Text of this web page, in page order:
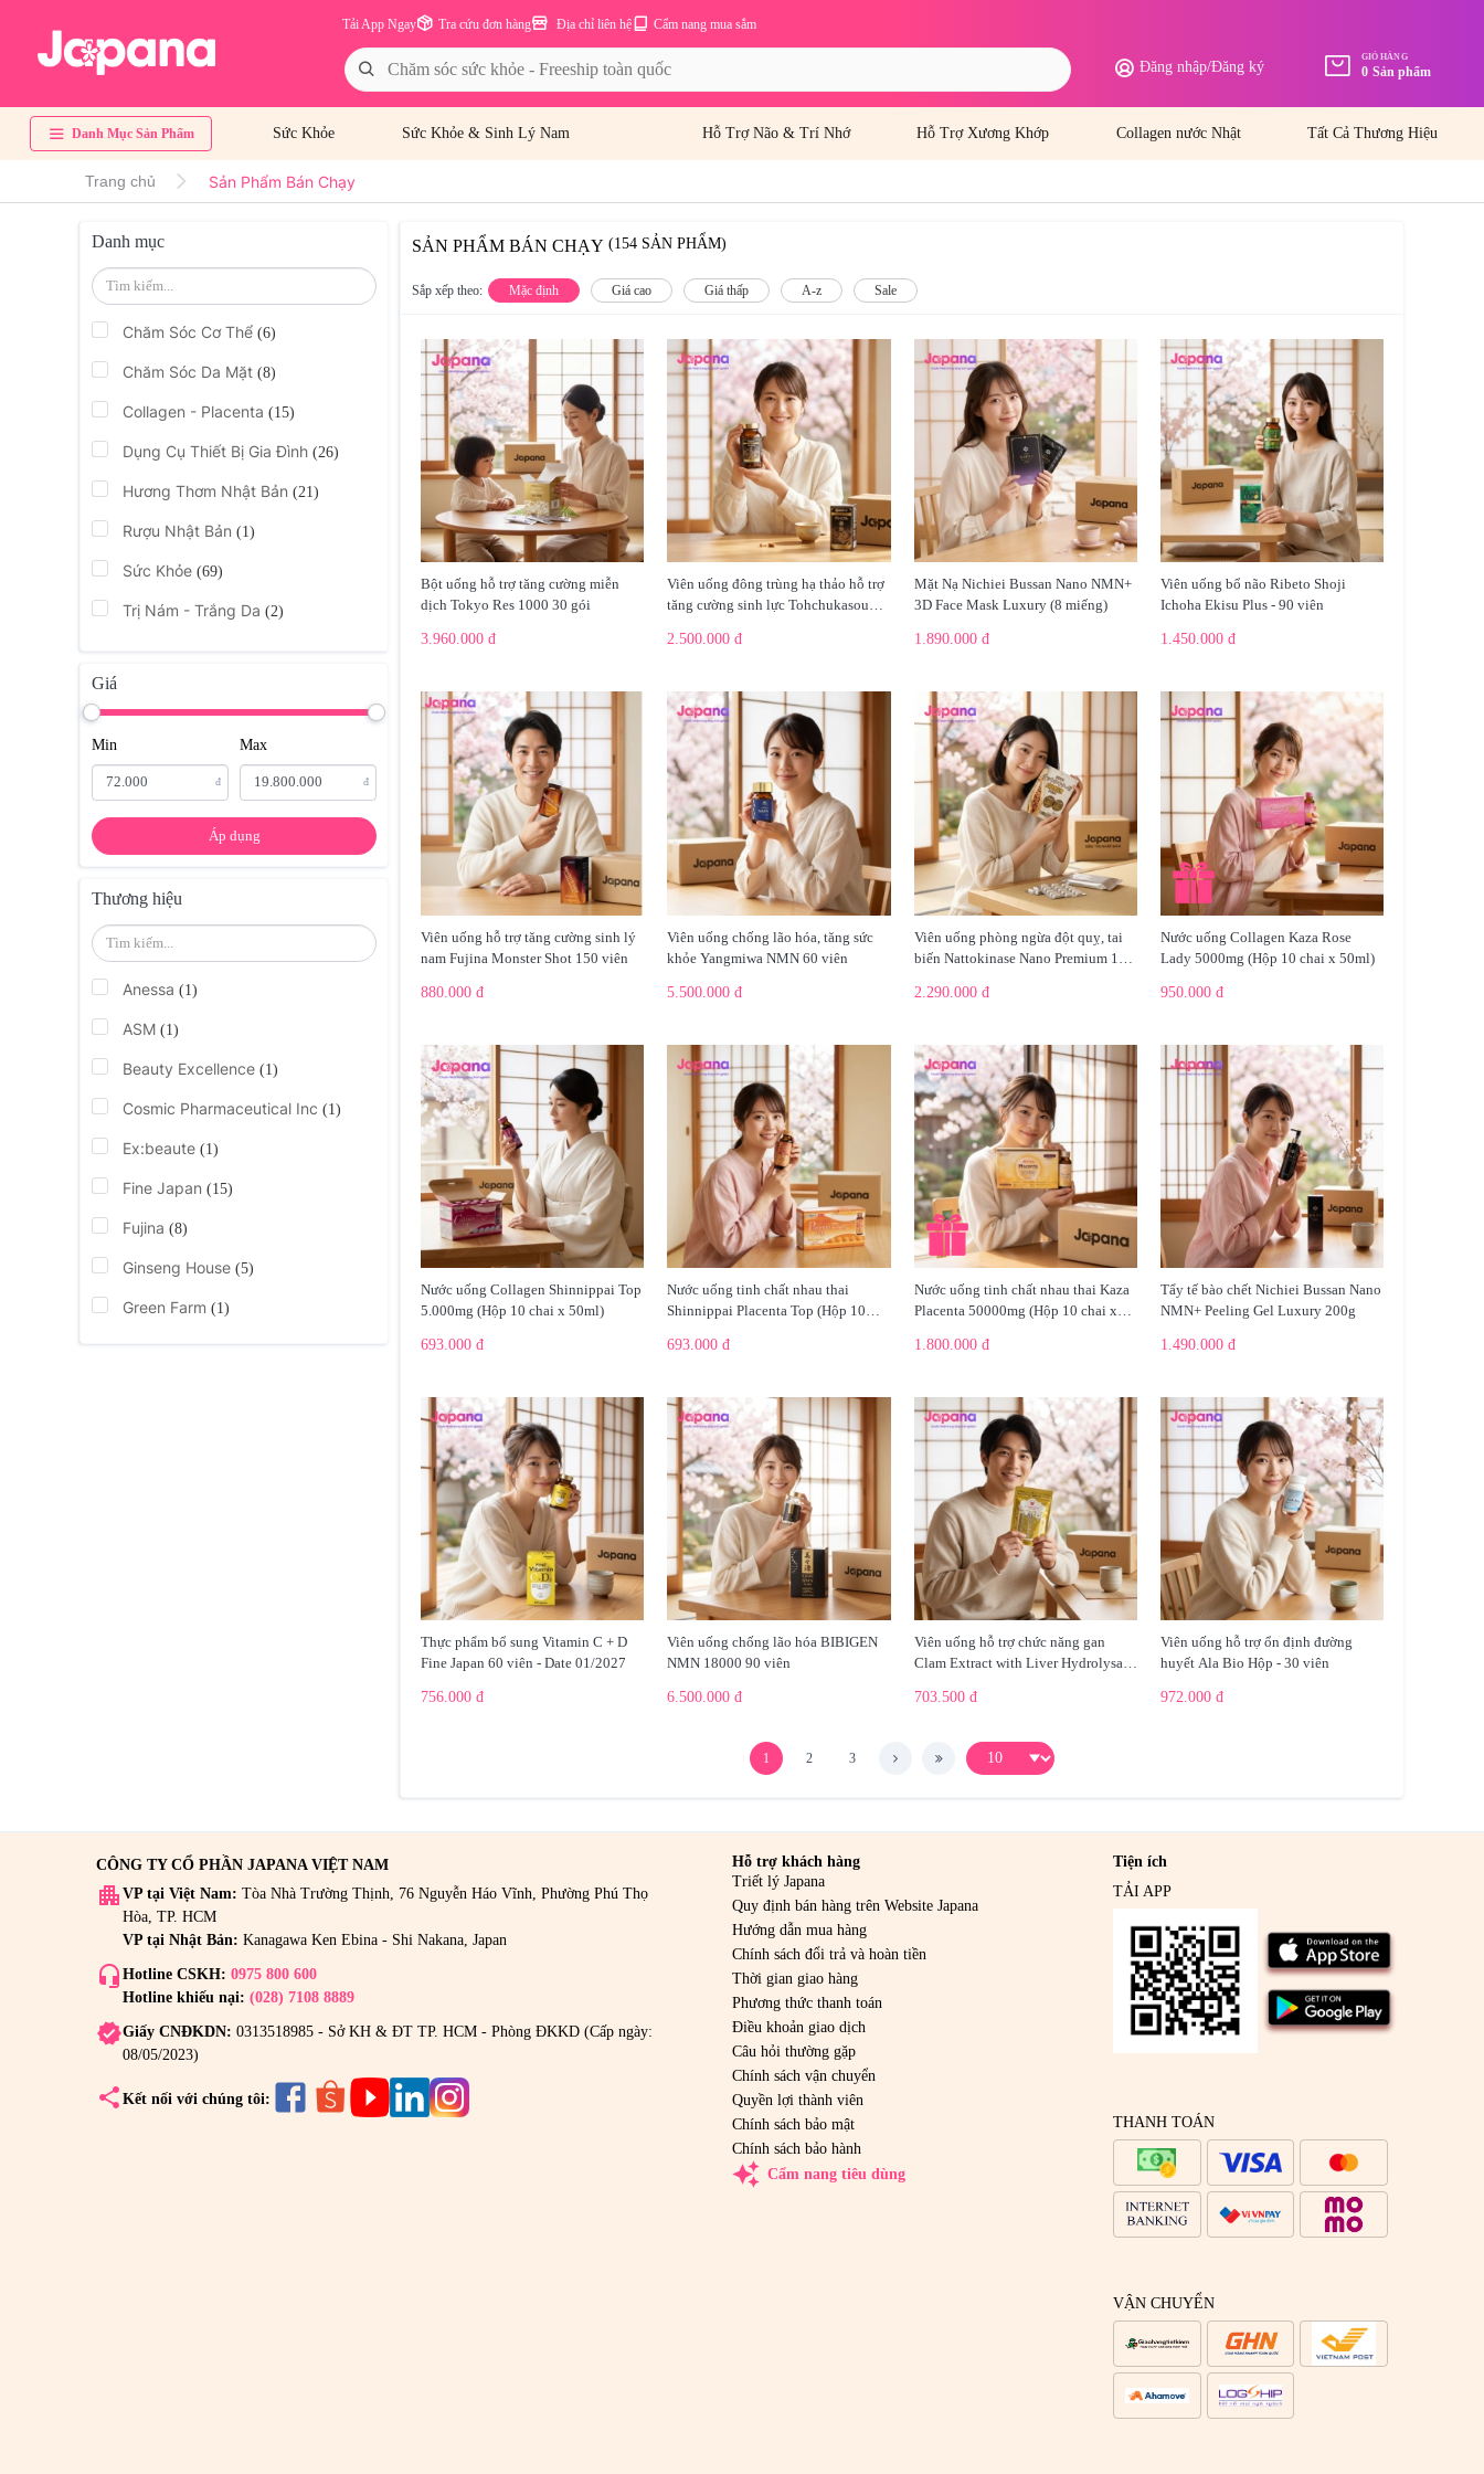
Cẩm nang mua sắm
Địa chỉ liên hệ
Tra cứu đơn hàng
Tải App Ngay
Đăng nhập/Đăng ký
GIỎ HÀNG
0 Sản phẩm
Danh Mục Sản Phẩm Sức Khỏe Sức Khỏe & Sinh Lý Nam Hỗ Trợ Não & Trí Nhớ Hỗ Trợ Xương Khớp Collagen nước Nhật Tất Cả Thương Hiệu
Trang chủ Sản Phẩm Bán Chạy
Danh mục
Chăm Sóc Cơ Thể (6)
Chăm Sóc Da Mặt (8)
Collagen - Placenta (15)
Dụng Cụ Thiết Bị Gia Đình (26)
Hương Thơm Nhật Bản (21)
Rượu Nhật Bản (1)
Sức Khỏe (69)
Trị Nám - Trắng Da (2)
Giá
Min
đ
Max
đ
Áp dụng
Thương hiệu
Anessa (1)
ASM (1)
Beauty Excellence (1)
Cosmic Pharmaceutical Inc (1)
Ex:beaute (1)
Fine Japan (15)
Fujina (8)
Ginseng House (5)
Green Farm (1)
Nucos Nhật Bản(1)
Pasode(1)
POONGNYUN(16)
Ribeto Shoji(8)
Sakura Beauty Solution(1)
Seiko Yakuhin Kogyo
Shinnippai (5)
SẢN PHẨM BÁN CHẠY (154 SẢN PHẨM)
Sắp xếp theo: Mặc định Giá cao Giá thấp A-z Sale
Bột uống hỗ trợ tăng cường miễn
dịch Tokyo Res 1000 30 gói
3.960.000 đ
Viên uống đông trùng hạ thảo hỗ trợ
tăng cường sinh lực Tohchukasou
08/2027
2.500.000 đ
Mặt Nạ Nichiei Bussan Nano NMN+
3D Face Mask Luxury (8 miếng)
1.890.000 đ
Viên uống bổ não Ribeto Shoji
Ichoha Ekisu Plus - 90 viên
1.450.000 đ
Viên uống hỗ trợ tăng cường sinh lý
nam Fujina Monster Shot 150 viên
880.000 đ
Viên uống chống lão hóa, tăng sức
khỏe Yangmiwa NMN 60 viên
5.500.000 đ
Viên uống phòng ngừa đột quỵ, tai
biến Nattokinase Nano Premium 120
2.290.000 đ
Nước uống Collagen Kaza Rose
Lady 5000mg (Hộp 10 chai x 50ml)
950.000 đ
Nước uống Collagen Shinnippai Top
5.000mg (Hộp 10 chai x 50ml)
693.000 đ
Nước uống tinh chất nhau thai
Shinnippai Placenta Top (Hộp 10
693.000 đ
Nước uống tinh chất nhau thai Kaza
Placenta 50000mg (Hộp 10 chai x
1.800.000 đ
Tẩy tế bào chết Nichiei Bussan Nano
NMN+ Peeling Gel Luxury 200g
1.490.000 đ
Thực phẩm bổ sung Vitamin C + D
Fine Japan 60 viên - Date 01/2027
756.000 đ
Viên uống chống lão hóa BIBIGEN
NMN 18000 90 viên
6.500.000 đ
Viên uống hỗ trợ chức năng gan
Clam Extract with Liver Hydrolysate
viên - Date 11/2026
703.500 đ
Viên uống hỗ trợ ổn định đường
huyết Ala Bio Hộp - 30 viên
972.000 đ
1 2 3
CÔNG TY CỔ PHẦN JAPANA VIỆT NAM
apartment VP tại Việt Nam: Tòa Nhà Trường Thịnh, 76 Nguyễn Háo Vĩnh, Phường Phú Thọ
Hòa, TP. HCM
VP tại Nhật Bản: Kanagawa Ken Ebina - Shi Nakana, Japan
headset_mic Hotline CSKH: 0975 800 600
Hotline khiếu nại: (028) 7108 8889
verifiedGiấy CNĐKDN: 0313518985 - Sở KH & ĐT TP. HCM - Phòng ĐKKD (Cấp ngày:
08/05/2023)
share Kết nối với chúng tôi:
Hỗ trợ khách hàng
Triết lý Japana
Quy định bán hàng trên Website Japana
Hướng dẫn mua hàng
Chính sách đổi trả và hoàn tiền
Thời gian giao hàng
Phương thức thanh toán
Điều khoản giao dịch
Câu hỏi thường gặp
Chính sách vận chuyển
Quyền lợi thành viên
Chính sách bảo mật
Chính sách bảo hành
auto_awesome Cẩm nang tiêu dùng
Tiện ích
TẢI APP
THANH TOÁN
VẬN CHUYỂN